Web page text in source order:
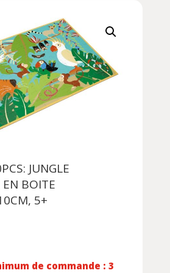
JUNGLE
BOITE
5+
de commande : 3